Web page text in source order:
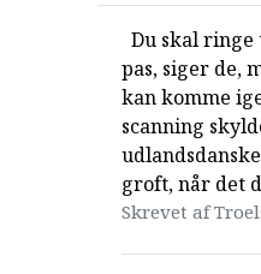
Du skal
pas, siger de,
kan komme
scanning
groft, når det
Skrevet af